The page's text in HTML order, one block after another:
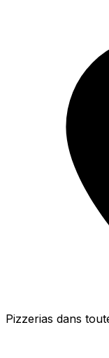
Pizzerias dans